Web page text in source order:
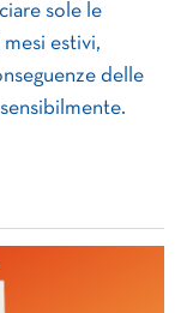
sole le
estivi,
delle